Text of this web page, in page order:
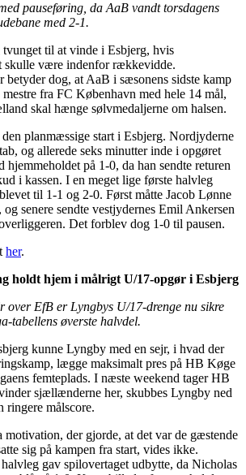
pauseføring, da AaB vandt torsdagens
med 2-1.
tvunget til at vinde i Esbjerg, hvis
skulle være indenfor rækkevidde.
betyder dog, at AaB i sæsonens sidste kamp
mestre fra FC København med hele 14 mål,
skal hænge sølvmedaljerne om halsen.
planmæssige start i Esbjerg. Nordjyderne
og allerede seks minutter inde i opgøret
hjemmeholdet på 1-0, da han sendte returen
i kassen. I en meget lige første halvleg
til 1-1 og 2-0. Først måtte Jacob Lønne
senere sendte vestjydernes Emil Ankersen
Det forblev dog 1-0 til pausen.
her.
holdt hjem i målrigt U/17-opgør i Esbjerg
over EfB er Lyngbys U/17-drenge nu sikre
tabellens øverste halvdel.
kunne Lyngby med en sejr, i hvad der
lægge maksimalt pres på HB Køge
femteplads. I næste weekend tager HB
sjællænderne her, skubbes Lyngby ned
ringere målscore.
motivation, der gjorde, at det var de gæstende
sig på kampen fra start, vides ikke.
gav spilovertaget udbytte, da Nicholas